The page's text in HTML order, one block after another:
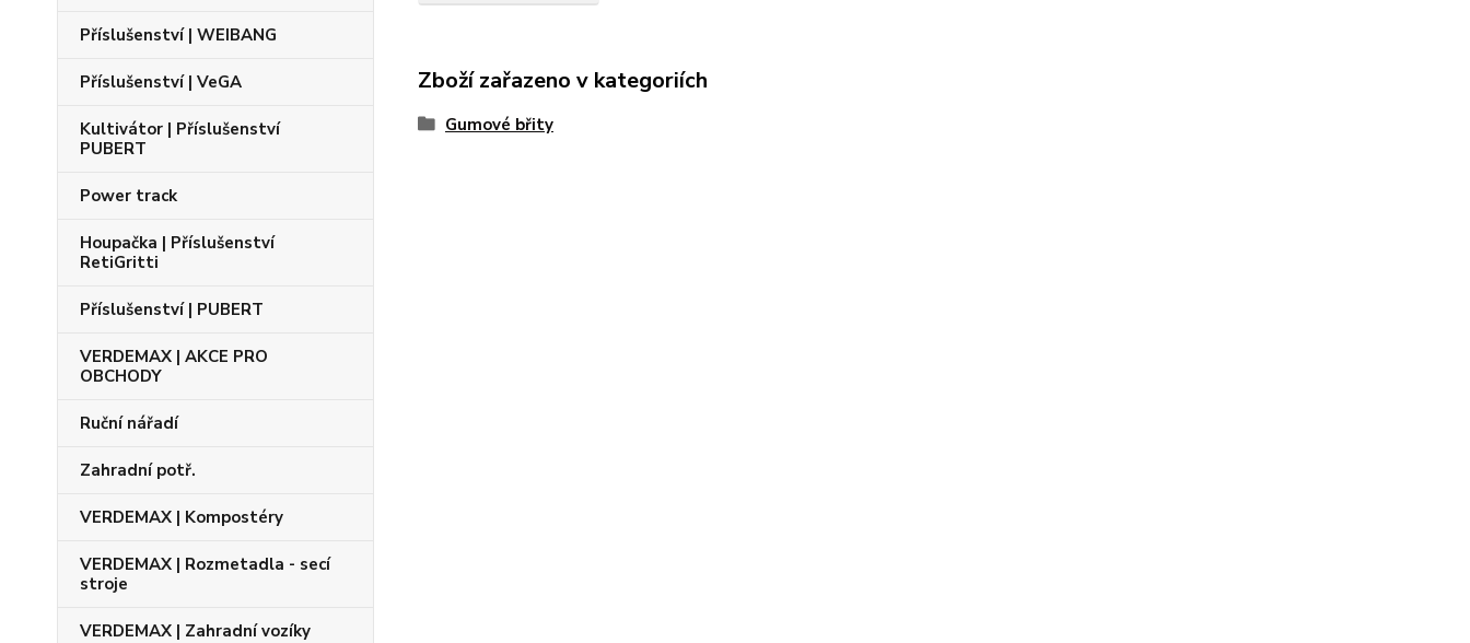
Příslušenství | WEIBANG
Příslušenství | VeGA
Kultivátor | Příslušenství
PUBERT
Power track
Houpačka | Příslušenství
RetiGritti
Příslušenství | PUBERT
VERDEMAX | AKCE PRO
OBCHODY
Ruční nářadí
Zahradní potř.
VERDEMAX | Kompostéry
VERDEMAX | Rozmetadla - secí
stroje
VERDEMAX | Zahradní vozíky
Zboží zařazeno v kategoriích
Gumové břity